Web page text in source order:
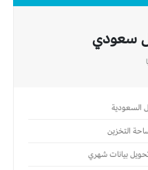
سعودي
السعودية